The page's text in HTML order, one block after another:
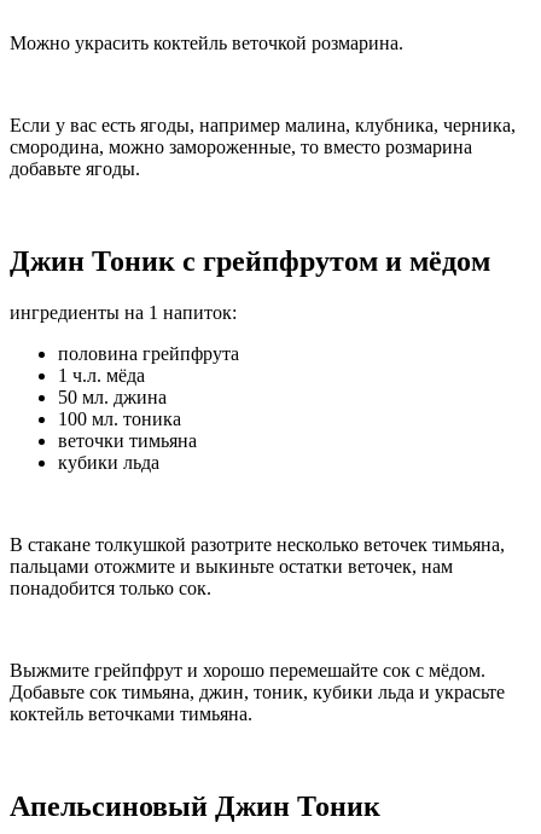
Можно украсить коктейль веточкой розмарина.
Если у вас есть ягоды, например малина, клубника, черника,
смородина, можно замороженные, то вместо розмарина
добавьте ягоды.
Джин Тоник с грейпфрутом и мёдом
ингредиенты на 1 напиток:
половина грейпфрута
1 ч.л. мёда
50 мл. джина
100 мл. тоника
веточки тимьяна
кубики льда
В стакане толкушкой разотрите несколько веточек тимьяна,
пальцами отожмите и выкиньте остатки веточек, нам
понадобится только сок.
Выжмите грейпфрут и хорошо перемешайте сок с мёдом.
Добавьте сок тимьяна, джин, тоник, кубики льда и украсьте
коктейль веточками тимьяна.
Апельсиновый Джин Тоник